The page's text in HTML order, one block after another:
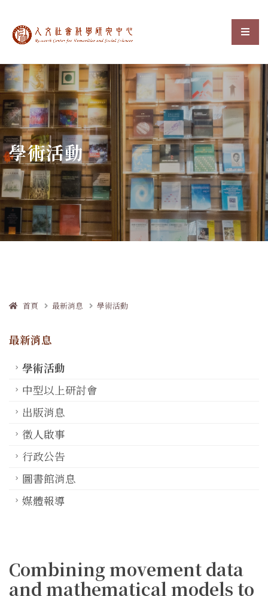
中央研究院人文社會科選
:::
學術活動
首頁 最新消息 學術活動
最新消息
學術活動
中型以上研討會
出版消息
徵人啟事
行政公告
圖書館消息
媒體報導
Combining movement data
and mathematical models to